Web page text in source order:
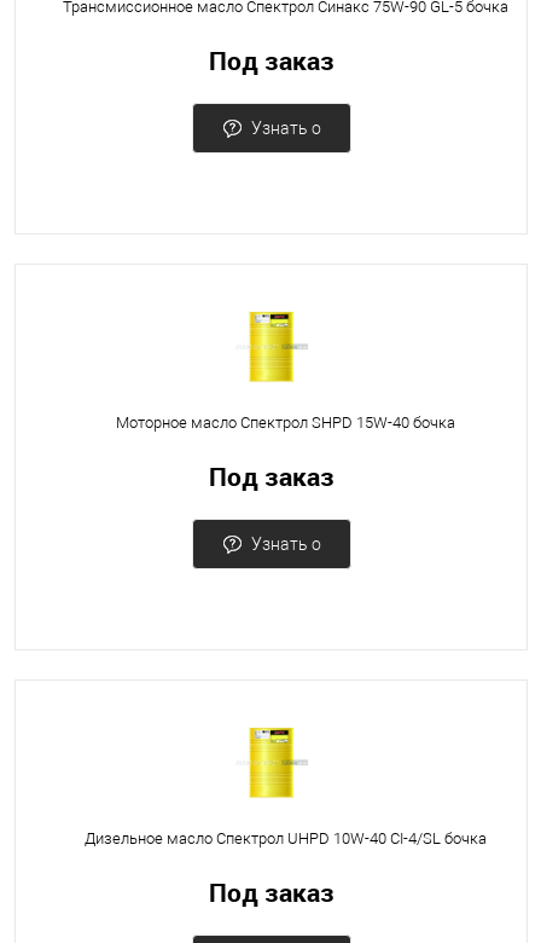
Трансмиссионное масло Спектрол Синакс 75W-90 GL-5 бочка
Под заказ
Узнать о
Моторное масло Спектрол SHPD 15W-40 бочка
Под заказ
Узнать о
Дизельное масло Спектрол UHPD 10W-40 CI-4/SL бочка
Под заказ